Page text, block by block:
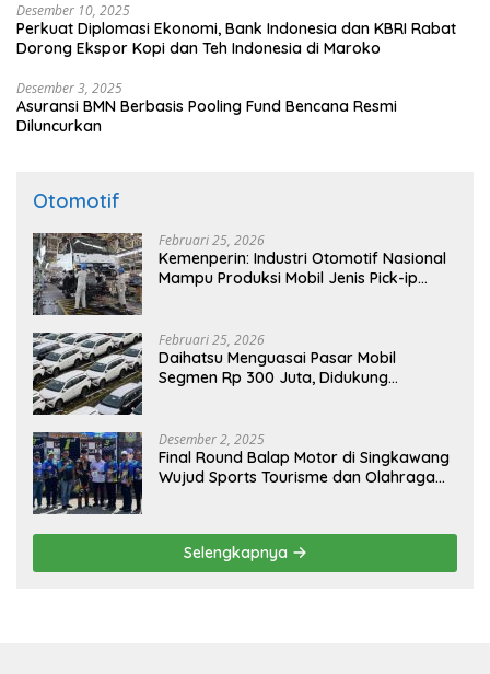
Desember 10, 2025
Perkuat Diplomasi Ekonomi, Bank Indonesia dan KBRI Rabat
Dorong Ekspor Kopi dan Teh Indonesia di Maroko
Desember 3, 2025
Asuransi BMN Berbasis Pooling Fund Bencana Resmi
Diluncurkan
Otomotif
Februari 25, 2026
Kemenperin: Industri Otomotif Nasional
Mampu Produksi Mobil Jenis Pick-ip
Februari 25, 2026
Daihatsu Menguasai Pasar Mobil
Segmen Rp 300 Juta, Didukung
Desember 2, 2025
Final Round Balap Motor di Singkawang
Wujud Sports Tourisme dan Olahraga
Selengkapnya